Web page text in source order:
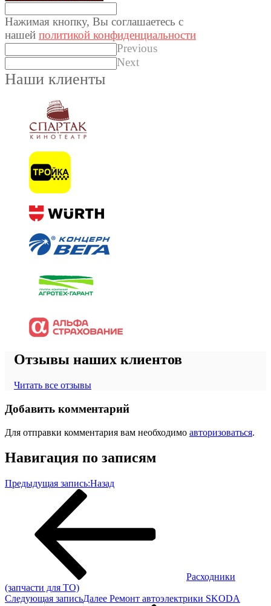
Нажимая кнопку, Вы соглашаетесь с
нашей политикой конфиденциальности
Previous
Next
Наши клиенты
Отзывы наших клиентов
Читать все отзывы
Добавить комментарий
Для отправки комментария вам необходимо авторизоваться.
Навигация по записям
Предыдущая запись:Назад
Расходники
(запчасти для ТО)
Следующая записьДалее Ремонт автоэлектрики SKODA